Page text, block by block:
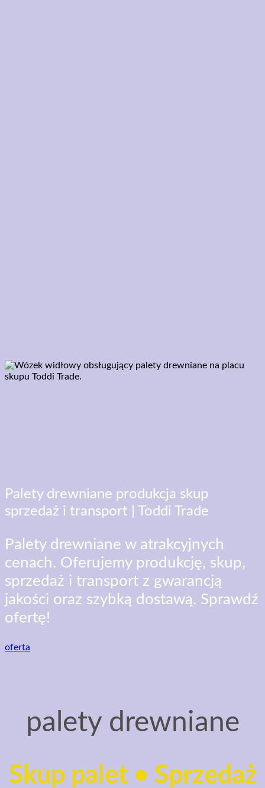
Palety drewniane produkcja skup
sprzedaż i transport | Toddi Trade
Palety drewniane w atrakcyjnych
cenach. Oferujemy produkcję, skup,
sprzedaż i transport z gwarancją
jakości oraz szybką dostawą. Sprawdź
ofertę!
oferta
palety drewniane
Skup palet • Sprzedaż